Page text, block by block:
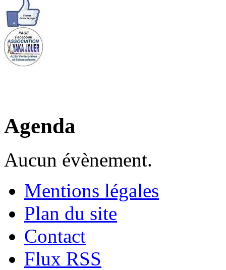
Agenda
Aucun évènement.
Mentions légales
Plan du site
Contact
Flux RSS